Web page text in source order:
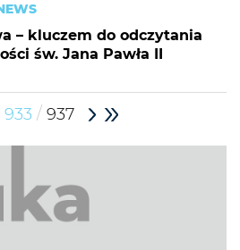
– kluczem do odczytania
św. Jana Pawła II
933 / 937